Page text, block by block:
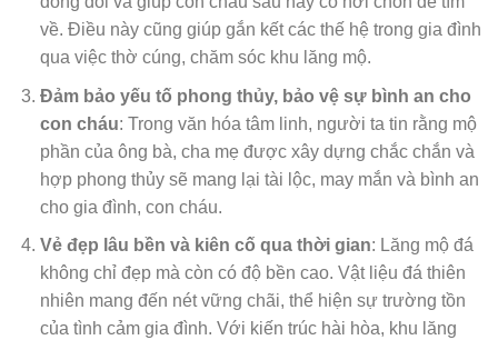
về. Điều này cũng giúp gắn kết các thế hệ trong gia đình
qua việc thờ cúng, chăm sóc khu lăng mộ.
Đảm bảo yếu tố phong thủy, bảo vệ sự bình an cho
con cháu: Trong văn hóa tâm linh, người ta tin rằng mộ
phần của ông bà, cha mẹ được xây dựng chắc chắn và
hợp phong thủy sẽ mang lại tài lộc, may mắn và bình an
cho gia đình, con cháu.
Vẻ đẹp lâu bền và kiên cố qua thời gian: Lăng mộ đá
không chỉ đẹp mà còn có độ bền cao. Vật liệu đá thiên
nhiên mang đến nét vững chãi, thể hiện sự trường tồn
của tình cảm gia đình. Với kiến trúc hài hòa, khu lăng